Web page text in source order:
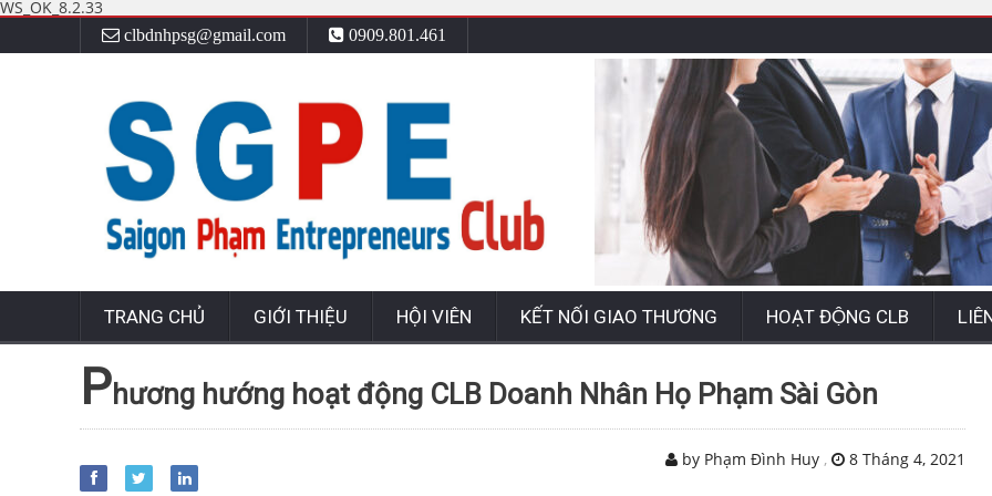
WS_OK_8.2.33
clbdnhpsg@gmail.com 0909.801.461
TRANG CHỦ GIỚI THIỆU HỘI VIÊN KẾT NỐI GIAO THƯƠNG HOẠT ĐỘNG CLB
Phương hướng hoạt động CLB Doanh Nhân Họ Phạm Sài Gòn
by Phạm Đình Huy , 8 Tháng 4, 2021